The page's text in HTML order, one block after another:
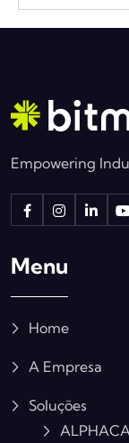
Empowering
Menu
Home
A Empresa
Soluções